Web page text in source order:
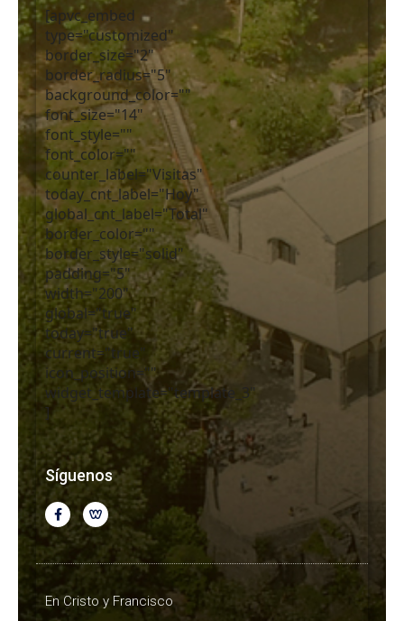
[apvc_embed
type="customized"
border_size="2"
border_radius="5"
background_color=""
font_size="14"
font_style=""
font_color=""
counter_label="Visitas"
today_cnt_label="Hoy"
global_cnt_label="Total"
border_color=""
border_style="solid"
padding="5"
width="200"
global="true"
today="true"
current="true"
icon_position=""
widget_template="template_3"
]
Síguenos
En Cristo y Francisco